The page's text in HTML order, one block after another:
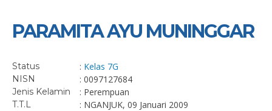
PARAMITA AYU MUNINGGAR
Status : Kelas 7G
NISN : 0097127684
Jenis Kelamin : Perempuan
T.T.L : NGANJUK, 09 Januari 2009